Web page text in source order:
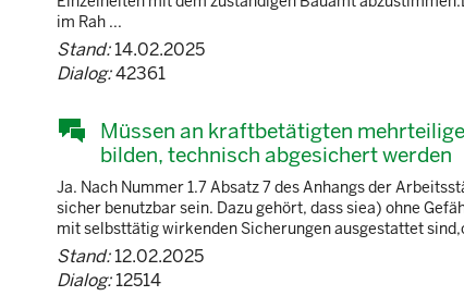
im Rah ...
Stand:14.02.2025
Dialog:42361
Müssen an kraftbetätigten
bilden, technisch abgesichert werden
Ja. Nach Nummer 1.7 Absatz 7 des Anhangs der
sicher benutzbar sein. Dazu gehört, dass siea) ohne
mit selbsttätig wirkenden Sicherungen ausgestattet
Stand:12.02.2025
Dialog:12514